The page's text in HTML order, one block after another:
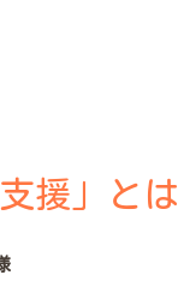
援」とは